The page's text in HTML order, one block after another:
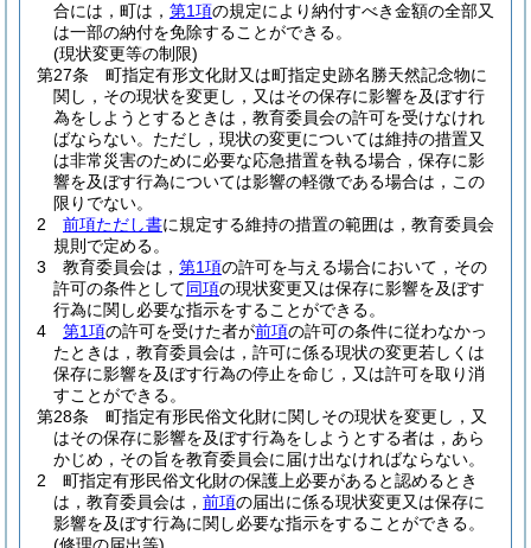
合には，町は， 第1項の規定により納付すべき金額の全部又
は一部の納付を免除することができる。
(現状変更等の制限)
第27条
町指定有形文化財又は町指定史跡名勝天然記念物に
関し，その現状を変更し，又はその保存に影響を及ぼす行
為をしようとするときは，教育委員会の許可を受けなけれ
ばならない。 ただし，現状の変更については維持の措置又
は非常災害のために必要な応急措置を執る場合，保存に影
響を及ぼす行為については影響の軽微である場合は，この
限りでない。
2
前項ただし書に規定する維持の措置の範囲は，教育委員会
規則で定める。
3
教育委員会は， 第1項の許可を与える場合において，その
許可の条件として同項の現状変更又は保存に影響を及ぼす
行為に関し必要な指示をすることができる。
4
第1項の許可を受けた者が前項の許可の条件に従わなかっ
たときは，教育委員会は，許可に係る現状の変更若しくは
保存に影響を及ぼす行為の停止を命じ，又は許可を取り消
すことができる。
第28条
町指定有形民俗文化財に関しその現状を変更し，又
はその保存に影響を及ぼす行為をしようとする者は，あら
かじめ，その旨を教育委員会に届け出なければならない。
2
町指定有形民俗文化財の保護上必要があると認めるとき
は，教育委員会は， 前項の届出に係る現状変更又は保存に
影響を及ぼす行為に関し必要な指示をすることができる。